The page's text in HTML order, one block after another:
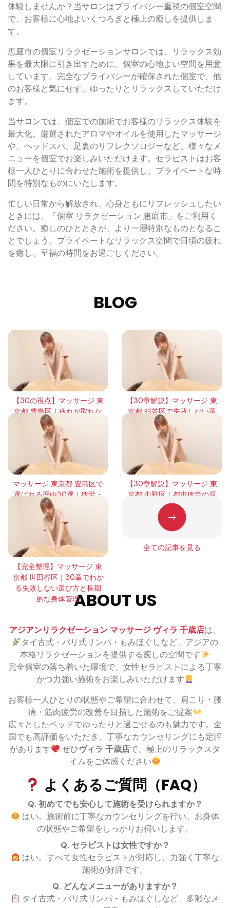
体験しませんか？当サロンはプライバシー重視の個室空間
で、お客様に心地よいくつろぎと極上の癒しを提供しま
す。
恵庭市の個室リラクゼーションサロンでは、リラックス効
果を最大限に引き出すために、個室の心地よい空間を用意
しています。完全なプライバシーが確保された個室で、他
のお客様と気にせず、ゆったりとリラックスしていただけ
ます。
当サロンでは、個室での施術でお客様のリラックス体験を
最大化。厳選されたアロマやオイルを使用したマッサージ
や、ヘッドスパ、足裏のリフレクソロジーなど、様々なメ
ニューを個室でお楽しみいただけます。セラピストはお客
様一人ひとりに合わせた施術を提供し、プライベートな時
間を特別なものにいたします。
忙しい日常から解放され、心身ともにリフレッシュしたい
ときには、「個室 リラクゼーション 恵庭市」をご利用く
ださい。癒しのひとときが、より一層特別なものとなるこ
とでしょう。プライベートなリラックス空間で日頃の疲れ
を癒し、至福の時間をお過ごしください。
BLOG
【30の視点】マッサージ 東
京都 豊島区｜疲れが取れな
い本当の理由と回復の考え
方
【30章解説】マッサージ 東
京都 杉並区で失敗しない選
び方｜頻度・効果・体感の
違いを徹底整理
マッサージ 東京都 豊島区で
選ばれる理由30選｜疲労・
緊張・回復の本質を徹底解
説
【30章解説】マッサージ 東
京都 中野区｜都市疲労の原
因と正しい整え方
【完全整理】マッサージ 東
京都 世田谷区｜30章でわか
る失敗しない選び方と長期
的な身体管理
全ての記事を見る
ABOUT US
アジアンリラクゼーション マッサージ ヴィラ 千歳店は、
タイ古式・バリ式リンパ・もみほぐしなど、アジアの
本格リラクゼーションを提供する癒しの空間です
完全個室の落ち着いた環境で、女性セラピストによる丁寧
かつ力強い施術をお楽しみいただけます
お客様一人ひとりの状態やご希望に合わせて、肩こり・腰
痛・筋肉疲労の改善を目指した施術をご提案
広々としたベッドでゆったりと過ごせるのも魅力です。全
国でも高評価をいただき、丁寧なカウンセリングにも定評
があります
ぜひヴィラ 千歳店で、極上のリラックスタ
イムをご体感ください
よくあるご質問（FAQ）
Q. 初めてでも安心して施術を受けられますか？
はい。施術前に丁寧なカウンセリングを行い、お身体
の状態やご希望をしっかりお伺いします。
Q. セラピストは女性ですか？
はい。すべて女性セラピストが対応し、力強く丁寧な
施術が好評です。
Q. どんなメニューがありますか？
タイ古式・バリ式リンパ・もみほぐしなど、多彩なメ